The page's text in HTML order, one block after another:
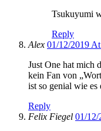
Tsukuyumi
Reply
Alex 01/12/2019
Just One hat mich
kein Fan von
ist so genial wie es
Reply
Felix Fiegel 01/12/